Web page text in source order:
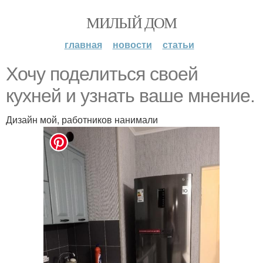
МИЛЫЙ ДОМ
главная новости статьи
Хочу поделиться своей
кухней и узнать ваше мнение.
Дизайн мой, работников нанимали